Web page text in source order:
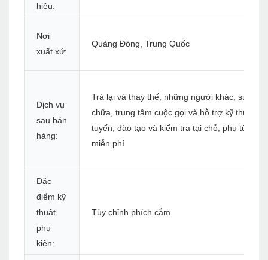
hiệu:
Nơi
xuất xứ:
Quảng Đông, Trung Quốc
Dịch vụ
sau bán
hàng:
Trả lại và thay thế, những người khác, sửa
chữa, trung tâm cuộc gọi và hỗ trợ kỹ thuật
tuyến, đào tạo và kiểm tra tại chỗ, phụ tùng
miễn phí
Đặc
điểm kỹ
thuật
phụ
kiện:
Tùy chỉnh phích cắm